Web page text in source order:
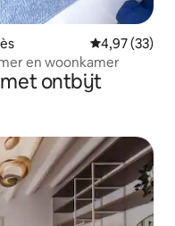
Gemiddelde
4,97 (33)
en woonkamer
met ontbijt